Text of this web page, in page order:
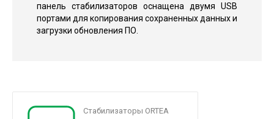
панель стабилизаторов оснащена двумя USB
портами для копирования сохраненных данных и
загрузки обновления ПО.
Стабилизаторы ORTEA